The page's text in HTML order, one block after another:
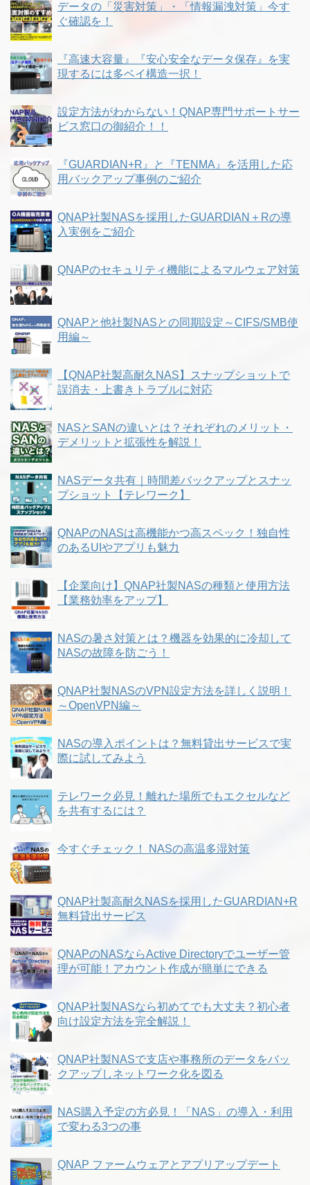
データの「災害対策」・「情報漏洩対策」今す
ぐ確認を！
『高速大容量』『安心安全なデータ保存』を実
現するには多ベイ構造一択！
設定方法がわからない！QNAP専門サポートサー
ビス窓口の御紹介！！
『GUARDIAN+R』と『TENMA』を活用した応
用バックアップ事例のご紹介
QNAP社製NASを採用したGUARDIAN＋Rの導
入実例をご紹介
QNAPのセキュリティ機能によるマルウェア対策
QNAPと他社製NASとの同期設定～CIFS/SMB使
用編～
【QNAP社製高耐久NAS】スナップショットで
誤消去・上書きトラブルに対応
NASとSANの違いとは？それぞれのメリット・
デメリットと拡張性を解説！
NASデータ共有｜時間差バックアップとスナッ
プショット【テレワーク】
QNAPのNASは高機能かつ高スペック！独自性
のあるUIやアプリも魅力
【企業向け】QNAP社製NASの種類と使用方法
【業務効率をアップ】
NASの暑さ対策とは？機器を効果的に冷却して
NASの故障を防ごう！
QNAP社製NASのVPN設定方法を詳しく説明！
～OpenVPN編～
NASの導入ポイントは？無料貸出サービスで実
際に試してみよう
テレワーク必見！離れた場所でもエクセルなど
を共有するには？
今すぐチェック！ NASの高温多湿対策
QNAP社製高耐久NASを採用したGUARDIAN+R
無料貸出サービス
QNAPのNASならActive Directoryでユーザー管
理が可能！アカウント作成が簡単にできる
QNAP社製NASなら初めてでも大丈夫？初心者
向け設定方法を完全解説！
QNAP社製NASで支店や事務所のデータをバッ
クアップしネットワーク化を図る
NAS購入予定の方必見！「NAS」の導入・利用
で変わる3つの事
QNAP ファームウェアとアプリアップデート